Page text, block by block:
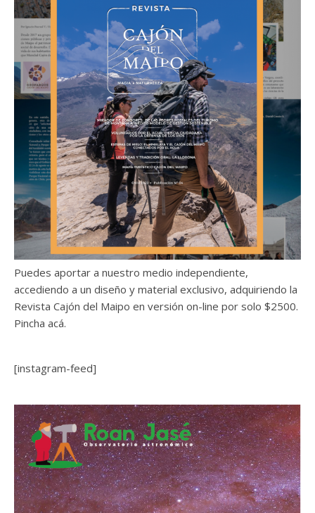
Puedes aportar a nuestro medio independiente,
accediendo a un diseño y material exclusivo, adquiriendo la
Revista Cajón del Maipo en versión on-line por solo $2500.
Pincha acá.
[instagram-feed]